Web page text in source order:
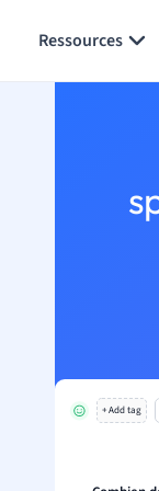
Ressources
+ Add tag